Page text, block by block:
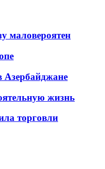
маловероятен
Азербайджане
жизнь
торговли